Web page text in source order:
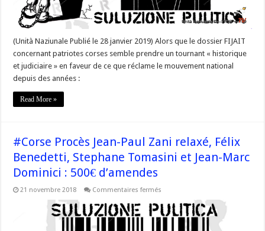
(Unità Naziunale Publié le 28 janvier 2019) Alors que le dossier FIJAIT
concernant patriotes corses semble prendre un tournant « historique
et judiciaire » en faveur de ce que réclame le mouvement national
depuis des années :
Read More »
#Corse Procès Jean-Paul Zani relaxé, Félix
Benedetti, Stephane Tomasini et Jean-Marc
Dominici : 500€ d’amendes
21 novembre 2018 Commentaires fermés
Procès
Jean-